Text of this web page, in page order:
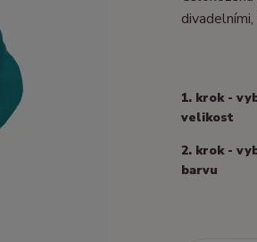
1. krok -
velikost
2. krok -
barvu